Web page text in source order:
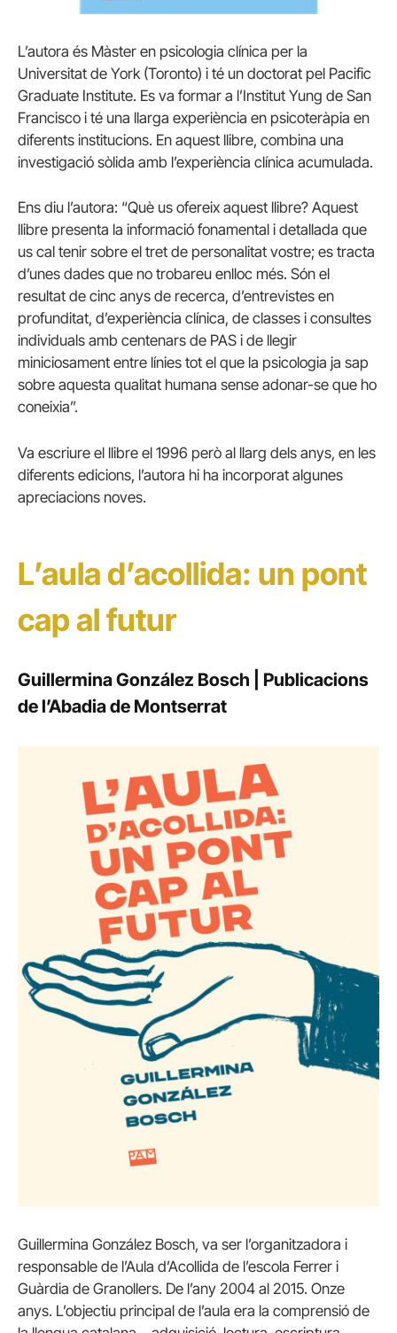
L’autora és Màster en psicologia clínica per la
Universitat de York (Toronto) i té un doctorat pel Pacific
Graduate Institute. Es va formar a l’Institut Yung de San
Francisco i té una llarga experiència en psicoteràpia en
diferents institucions. En aquest llibre, combina una
investigació sòlida amb l’experiència clínica acumulada.
Ens diu l’autora: “Què us ofereix aquest llibre? Aquest
llibre presenta la informació fonamental i detallada que
us cal tenir sobre el tret de personalitat vostre; es tracta
d’unes dades que no trobareu enlloc més. Són el
resultat de cinc anys de recerca, d’entrevistes en
profunditat, d’experiència clínica, de classes i consultes
individuals amb centenars de PAS i de llegir
miniciosament entre línies tot el que la psicologia ja sap
sobre aquesta qualitat humana sense adonar-se que ho
coneixia”.
Va escriure el llibre el 1996 però al llarg dels anys, en les
diferents edicions, l’autora hi ha incorporat algunes
apreciacions noves.
L’aula d’acollida: un pont
cap al futur
Guillermina González Bosch | Publicacions
de l’Abadia de Montserrat
Guillermina González Bosch, va ser l’organitzadora i
responsable de l’Aula d’Acollida de l’escola Ferrer i
Guàrdia de Granollers. De l’any 2004 al 2015. Onze
anys. L’objectiu principal de l’aula era la comprensió de